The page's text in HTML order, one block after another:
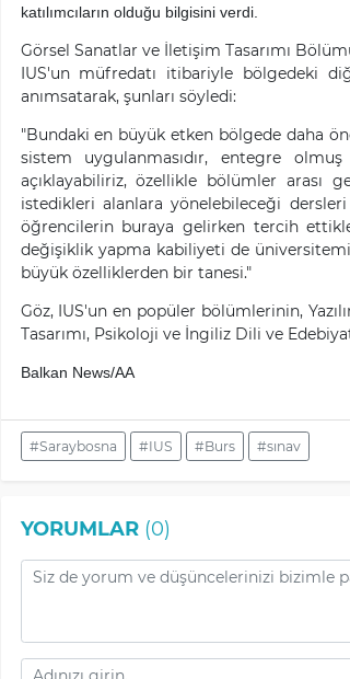
katılımcıların olduğu bilgisini verdi.
Görsel Sanatlar ve İletişim Tasarımı
IUS'un müfredatı itibariyle bölgedeki
anımsatarak, şunları söyledi:
"Bundaki en büyük etken bölgede daha
sistem uygulanmasıdır, entegre
açıklayabiliriz, özellikle bölümler arası
istedikleri alanlara yönelebileceği
öğrencilerin buraya gelirken tercih
değişiklik yapma kabiliyeti de
büyük özelliklerden bir tanesi."
Göz, IUS'un en popüler bölümlerinin,
Tasarımı, Psikoloji ve İngiliz Dili ve
Balkan News/AA
#Saraybosna #IUS #Burs #sınav
YORUMLAR(0)